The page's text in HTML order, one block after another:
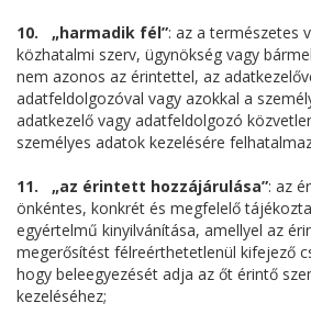
10. „harmadik fél”: az a természetes
közhatalmi szerv, ügynökség vagy
nem azonos az érintettel, az
adatfeldolgozóval vagy azokkal a
adatkezelő vagy adatfeldolgozó
személyes adatok kezelésére
11. „az érintett hozzájárulása”: az
önkéntes, konkrét és megfelelő
egyértelmű kinyilvánítása, amellyel az
megerősítést félreérthetetlenül kifejező
hogy beleegyezését adja az őt érintő
kezeléséhez;